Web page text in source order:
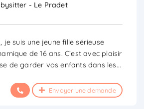
- Le Pradet
je suis une jeune fille sérieuse
de 16 ans. C’est avec plaisir
de garder vos enfants dans les...
Envoyer une demande